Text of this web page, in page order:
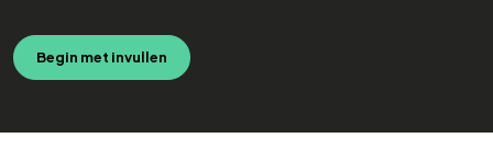
Begin met invullen